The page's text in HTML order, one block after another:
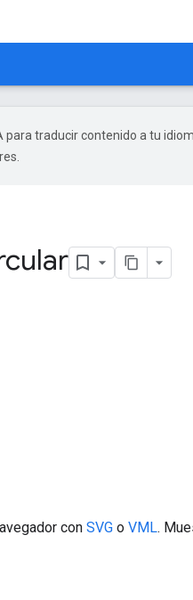
para traducir contenido a tu
con SVG o VML.